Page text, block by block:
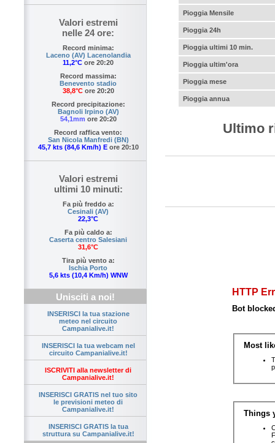
Valori estremi
nelle 24 ore:
Record minima:
Laceno (AV) Lacenolandia
11,2°C ore 20:20
Record massima:
Benevento stadio
38,8°Core 20:20
Record precipitazione:
Bagnoli Irpino (AV)
54,1mm ore 20:20
Record raffica vento:
San Nicola Manfredi (BN)
45,7 kts (84,6 Km/h) Eore 20:10
Valori estremi
ultimi 10 minuti:
Fa più freddo a:
Cesinali (AV)
22,3°C
Fa più caldo a:
Caserta centro Salesiani
31,6°C
Tira più vento a:
Ischia Porto
5,6 kts (10,4 Km/h) WNW
Unisciti a noi!
INSERISCI la tua stazione
meteo nel circuito
Campanialive.it!
INSERISCI la tua webcam nel
circuito Campanialive.it!
ISCRIVITI alla newsletter di
Campanialive.it!
INSERISCI GRATIS nel tuo sito
le previsioni meteo di
Campanialive.it!
INSERISCI GRATIS la tua
struttura su Campanialive.it!
Pioggia Mensile
Pioggia 24h
Pioggia ultimi 10 min.
Pioggia ultim'ora
Pioggia mese
Pioggia annua
Ultimo